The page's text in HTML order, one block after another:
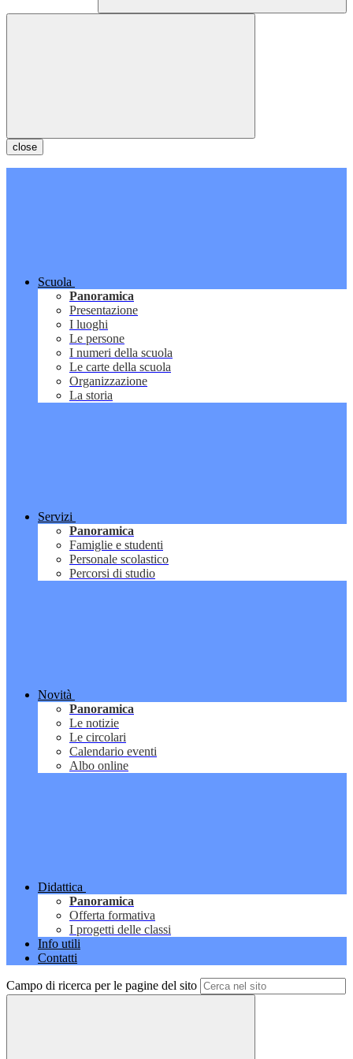
close
Scuola
Panoramica
Presentazione
I luoghi
Le persone
I numeri della scuola
Le carte della scuola
Organizzazione
La storia
Servizi
Panoramica
Famiglie e studenti
Personale scolastico
Percorsi di studio
Novità
Panoramica
Le notizie
Le circolari
Calendario eventi
Albo online
Didattica
Panoramica
Offerta formativa
I progetti delle classi
Info utili
Contatti
Campo di ricerca per le pagine del sito